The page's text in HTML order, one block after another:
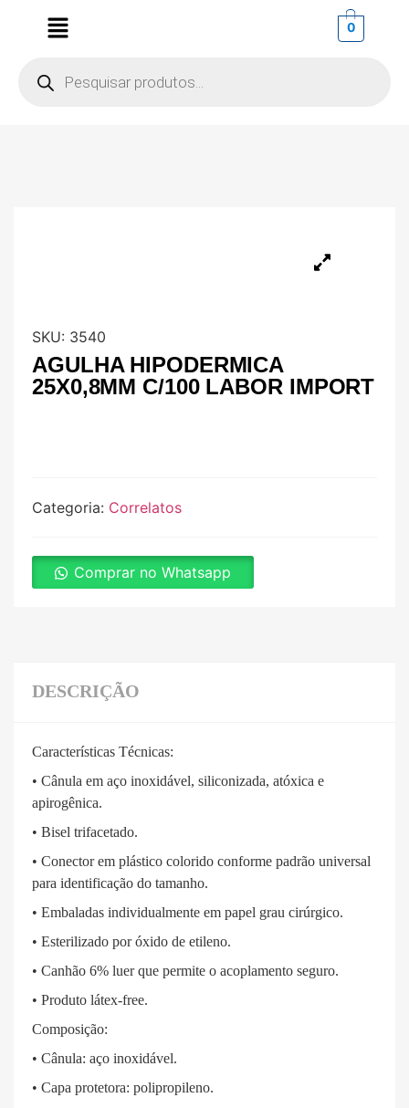
0
SKU: 3540
AGULHA HIPODERMICA
25X0,8MM C/100 LABOR IMPORT
Categoria: Correlatos
Comprar no Whatsapp
DESCRIÇÃO
Características Técnicas:
• Cânula em aço inoxidável, siliconizada, atóxica e
apirogênica.
• Bisel trifacetado.
• Conector em plástico colorido conforme padrão universal
para identificação do tamanho.
• Embaladas individualmente em papel grau cirúrgico.
• Esterilizado por óxido de etileno.
• Canhão 6% luer que permite o acoplamento seguro.
• Produto látex-free.
Composição:
• Cânula: aço inoxidável.
• Capa protetora: polipropileno.